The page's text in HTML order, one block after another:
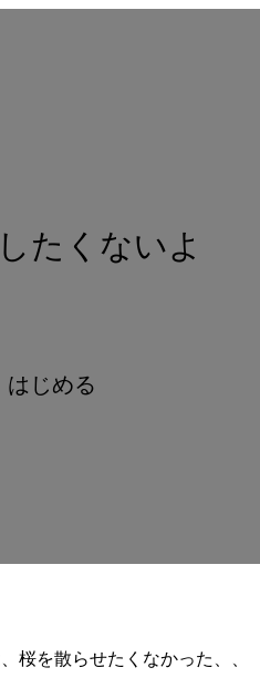
桜を散らせたくなかった、、